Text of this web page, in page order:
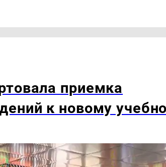
приемка
к новому